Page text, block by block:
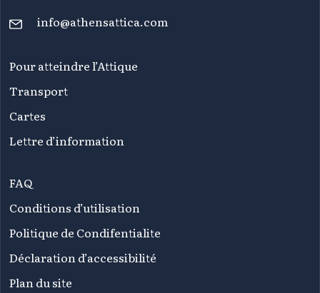
info@athensattica.com
Pour atteindre l’Attique
Transport
Cartes
Lettre d’information
FAQ
Conditions d’utilisation
Politique de Condifentialite
Déclaration d’accessibilité
Plan du site